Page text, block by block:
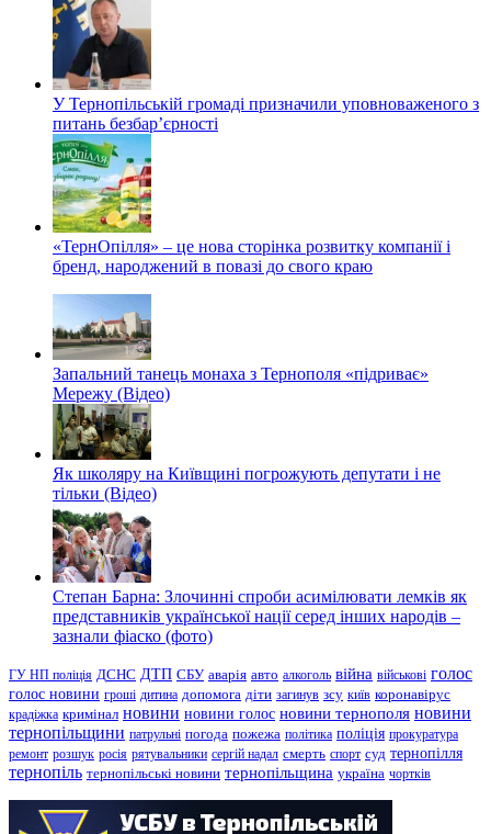
У Тернопільській громаді призначили уповноваженого з
питань безбар’єрності
«ТернОпілля» – це нова сторінка розвитку компанії і
бренд, народжений в повазі до свого краю
Запальний танець монаха з Тернополя «підриває»
Мережу (Відео)
Як школяру на Київщині погрожують депутати і не
тільки (Відео)
Степан Барна: Злочинні спроби асимілювати лемків як
представників української нації серед інших народів –
зазнали фіаско (фото)
ГУ НП поліція ДСНС ДТП СБУ аварія авто алкоголь війна військові голос
голос новини гроші дитина допомога діти загинув зсу київ коронавірус
крадіжка кримінал новини новини голос новини тернополя новини
тернопільщини патрульні погода пожежа політика поліція прокуратура
ремонт розшук росія рятувальники сергій надал смерть спорт суд тернопілля
тернопіль тернопільські новини тернопільщина україна чортків